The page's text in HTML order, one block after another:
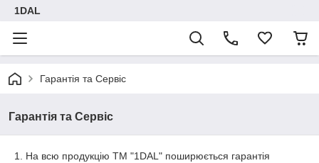
1DAL
Гарантія та Сервіс
Гарантія та Сервіс
1. На всю продукцію ТМ "1DAL" поширюється гарантія